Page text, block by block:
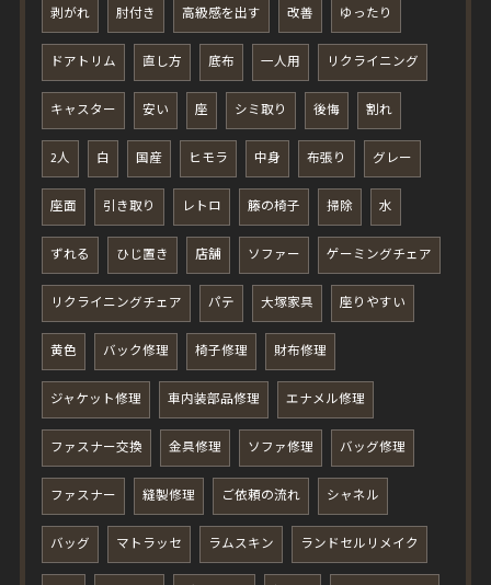
剥がれ 肘付き 高級感を出す 改善 ゆったり
ドアトリム 直し方 底布 一人用 リクライニング
キャスター 安い 座 シミ取り 後悔 割れ
2人 白 国産 ヒモラ 中身 布張り グレー
座面 引き取り レトロ 籐の椅子 掃除 水
ずれる ひじ置き 店舗 ソファー ゲーミングチェア
リクライニングチェア パテ 大塚家具 座りやすい
黄色 バック修理 椅子修理 財布修理
ジャケット修理 車内装部品修理 エナメル修理
ファスナー交換 金具修理 ソファ修理 バッグ修理
ファスナー 縫製修理 ご依頼の流れ シャネル
バッグ マトラッセ ラムスキン ランドセルリメイク